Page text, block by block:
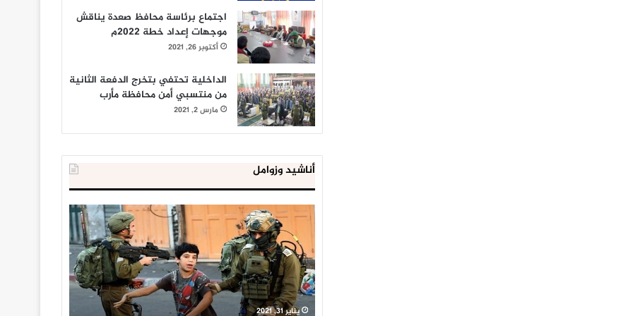
اجتماع برئاسة محافظ صعدة يناقش
موجهات إعداد خطة 2022م
أكتوبر 26, 2021
الداخلية تحتفي بتخرج الدفعة الثانية
من منتسبي أمن محافظة مأرب
مارس 2, 2021
أناشيد وزوامل
العدو
الإسرائيلي
اعتقل
543
طفلا
فلسطينيا
خلال
يناير 31, 2021
الداخلية
المصرية
تعلن
إحباط
‘مخطط
كبير’